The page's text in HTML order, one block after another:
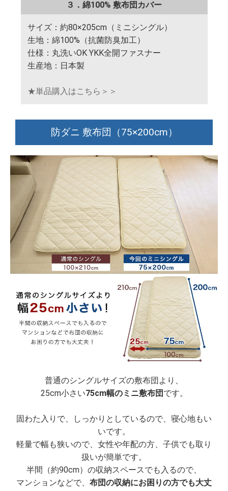
３．綿100% 敷布団カバー
サイズ：約80×205cm（ミニシングル）
生地：綿100%（抗菌防臭加工）
仕様：丸洗いOK YKK全開ファスナー
生産地：日本製
★単品購入はこちら＞＞
防ダニ 敷布団（75×200cm）
普通のシングルサイズの敷布団より、
25cm小さい75cm幅のミニ敷布団 です。
固わた入りで、しっかりとしているので、寝心地もい
いです。
軽量で幅も狭いので、女性や年配の方、子供でも取り
扱いが簡単です。
半間（約90cm）の収納スペースでも入るので、
マンションなどで、 布団の収納にお困りの方でも大丈